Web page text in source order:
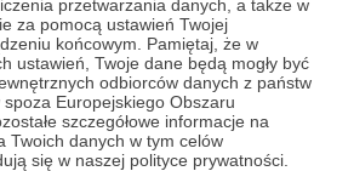
przetwarzania danych, a także w
za pomocą ustawień Twojej
końcowym. Pamiętaj, że w
ustawień, Twoje dane będą mogły być
odbiorców danych z państw
Europejskiego Obszaru
szczegółowe informacje na
Twoich danych w tym celów
się w naszej polityce prywatności.
usług serwisu Patronite.
otrzymywanie drogą elektroniczną
- newslettera. Opcja ta może zostać
konta.